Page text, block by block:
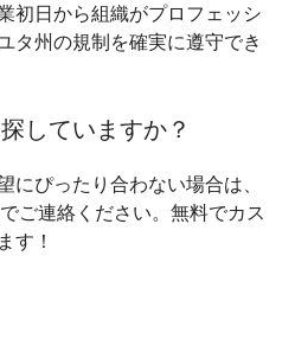
初日から組織がプロフェッシ
タ州の規制を確実に遵守でき
していますか？
にぴったり合わない場合は、
ご連絡ください。無料でカス
す！